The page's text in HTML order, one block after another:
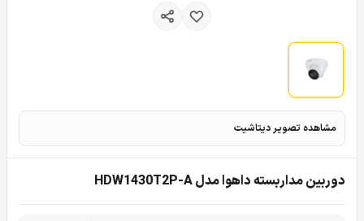
مشاهده تصویر دیتاشیت
دوربین مداربسته داهوا مدل HDW1430T2P-A